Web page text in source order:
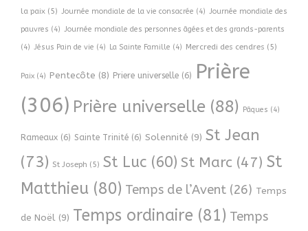
la paix (5) Journée mondiale de la vie consacrée (4) Journée mondiale des
pauvres (4) Journée mondiale des personnes âgées et des grands-parents
(4) Jésus Pain de vie (4) La Sainte Famille (4) Mercredi des cendres (5)
Paix (4) Pentecôte (8) Priere universelle (6)
Prière
(306) Prière universelle (88) Pâques (4)
Rameaux (6) Sainte Trinité (6) Solennité (9) St Jean
(73) St Joseph (5) St Luc (60) St Marc (47) St
Matthieu (80) Temps de l’Avent (26) Temps
de Noël (9) Temps ordinaire (81) Temps